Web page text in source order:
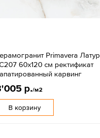
Primavera Латур
60x120 см ректификат
карвинг
р./м2
В корзину